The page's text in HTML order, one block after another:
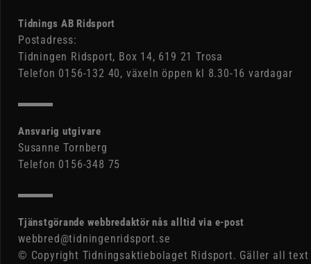
Tidnings AB Ridsport
Postadress:
Tidningen Ridsport, Box 14, 619 21 Trosa
Telefon 0156-132 40, växeln öppen kl 8.30-16 vardagar
Ansvarig utgivare
Susanne Tornberg
Telefon 0156-348 75
Tjänstgörande webbredaktör nås alltid via e-post
webbred@tidningenridsport.se
© Copyright Tidningsaktiebolaget Ridsport. Gäller all text